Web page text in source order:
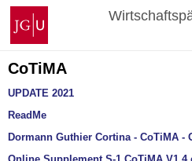
Zum
Inhalt
springen
Johannes
Gutenberg-
Universität
Mainz
CoTiMA
UPDATE 2021
ReadMe
Dormann Guthier Cortina - CoTiMA -